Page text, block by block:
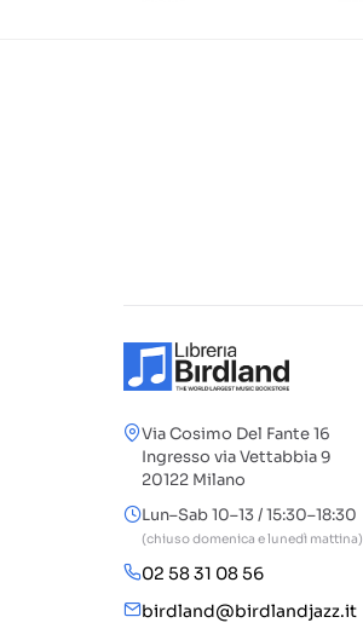
Via Cosimo Del Fante 16
Ingresso via Vettabbia 9
20122 Milano
Lun–Sab 10–13 / 15:30–18:30
(chiuso domenica e lunedì mattina)
02 58 31 08 56
birdland@birdlandjazz.it